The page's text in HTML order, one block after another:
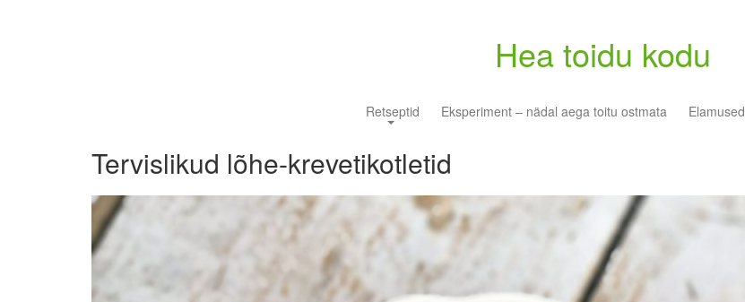
Hea toidu kodu
Retseptid Eksperiment – nädal aega toitu ostmata Elamused
Tervislikud lõhe-krevetikotletid